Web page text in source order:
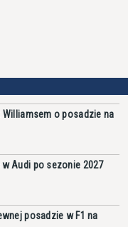
o posadzie na
Audi po sezonie 2027
posadzie w F1 na